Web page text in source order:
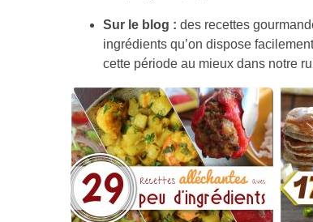
Sur le blog : des recettes
ingrédients qu’on dispose
cette période au mieux dans notre